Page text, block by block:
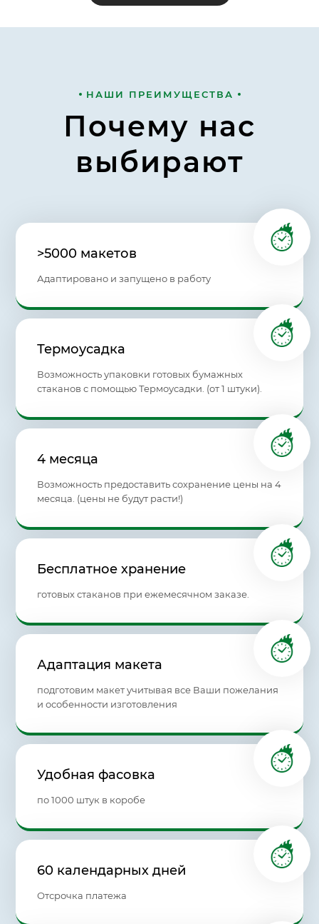
НАШИ ПРЕИМУЩЕСТВА
Почему нас
выбирают
>5000 макетов
Адаптировано и запущено в работу
Термоусадка
Возможность упаковки готовых бумажных
стаканов с помощью Термоусадки. (от 1 штуки).
4 месяца
Возможность предоставить сохранение цены на 4
месяца. (цены не будут расти!)
Бесплатное хранение
готовых стаканов при ежемесячном заказе.
Адаптация макета
подготовим макет учитывая все Ваши пожелания
и особенности изготовления
Удобная фасовка
по 1000 штук в коробе
60 календарных дней
Отсрочка платежа